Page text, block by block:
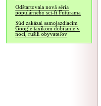
Odštartovala nová séria
populárneho sci-fi Futurama
Súd zakázal samojazdiacim
Google taxíkom dobíjanie v
noci, rušili obyvateľov